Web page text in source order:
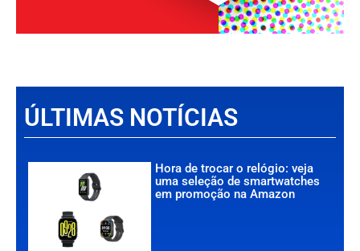
ÚLTIMAS NOTÍCIAS
Hora de trocar o relógio: veja
uma seleção de smartwatches
em promoção na Amazon